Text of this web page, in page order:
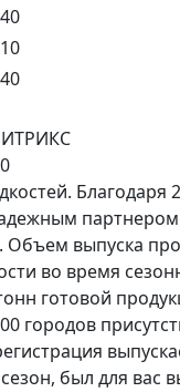
Благодаря
выпуска
во время
готовой
городов
был для вас